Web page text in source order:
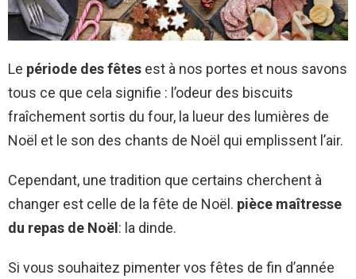
Le période des fêtes est à nos portes et nous savons
tous ce que cela signifie : l’odeur des biscuits
fraîchement sortis du four, la lueur des lumières de
Noël et le son des chants de Noël qui emplissent l’air.
Cependant, une tradition que certains cherchent à
changer est celle de la fête de Noël. pièce maîtresse
du repas de Noël: la dinde.
Si vous souhaitez pimenter vos fêtes de fin d’année